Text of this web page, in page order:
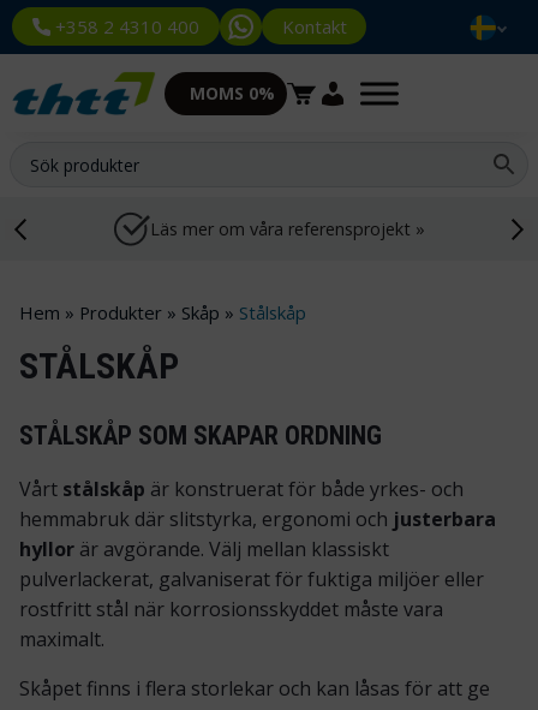
+358 2 4310 400 Kontakt
MOMS 0%
Läs mer om våra referensprojekt »
Hem » Produkter » Skåp » Stålskåp
STÅLSKÅP
STÅLSKÅP SOM SKAPAR ORDNING
Vårt stålskåp är konstruerat för både yrkes- och
hemmabruk där slitstyrka, ergonomi och justerbara
hyllor är avgörande. Välj mellan klassiskt
pulverlackerat, galvaniseratför fuktiga miljöer eller
rostfritt stål när korrosionsskyddet måste vara
maximalt.
Skåpet finns i flera storlekar och kan låsas för att ge